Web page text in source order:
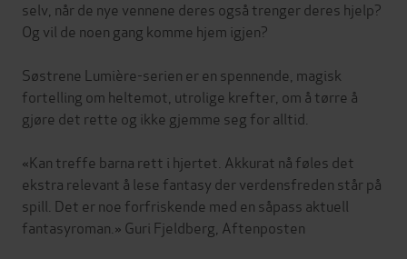
selv, når de nye vennene deres også trenger deres hjelp?
Og vil de noen gang komme hjem igjen?
Søstrene Lumière-serien er en spennende, magisk
fortelling om heltemot, utrolige krefter, om å tørre å
gjøre det rette og ikke gjemme seg for alltid.
«Kan treffe barna rett i hjertet. Akkurat nå føles det
ekstra relevant å lese fantasy der verdensfreden står på
spill. Det er noe forfriskende med en såpass aktuell
fantasyroman.» Guri Fjeldberg, Aftenposten